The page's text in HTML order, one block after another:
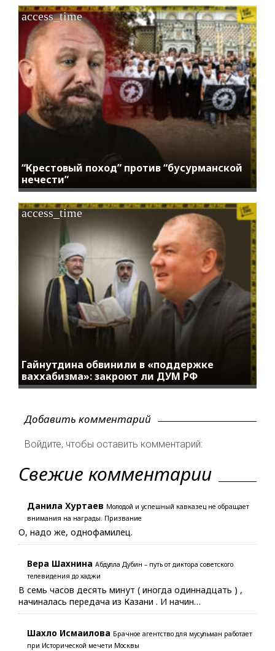
“Крестовый поход” против “бусурманской
нечести”
access_time
Гайнутдина обвинили в «поддержке
ваххабизма»: закроют ли ДУМ РФ
access_time
Добавить комментарий
Войдите, чтобы оставить комментарий:
Свежие комментарии
Данила Хуртаев Молодой и успешный кавказец не обращает
внимания на награды. Призвание
О, надо же, однофамилец.
Вера Шахнина Абдулла Дубин – путь от диктора советского
телевидения до хаджи
В семь часов десять минут ( иногда одиннадцать ) ,
начиналась передача из Казани . И начин…
Шахло Исмаилова Брачное агентство для мусульман работает
при Исторической мечети Москвы